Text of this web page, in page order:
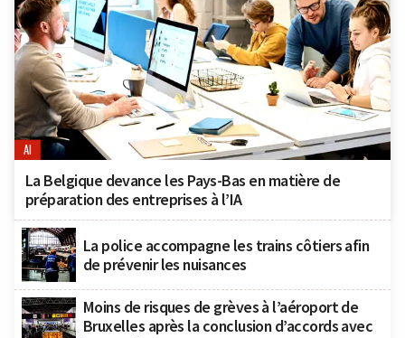
AI
La Belgique devance les Pays-Bas en matière de
préparation des entreprises à l’IA
La police accompagne les trains côtiers afin
de prévenir les nuisances
Moins de risques de grèves à l’aéroport de
Bruxelles après la conclusion d’accords avec